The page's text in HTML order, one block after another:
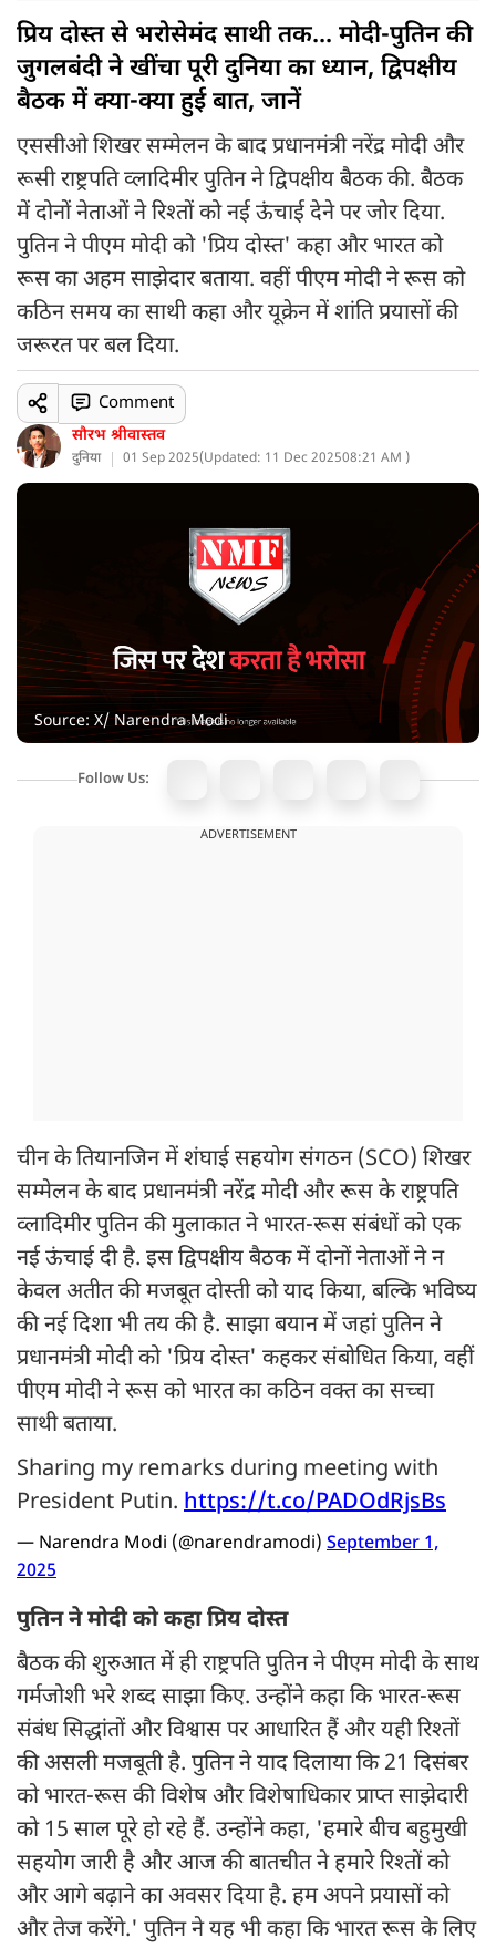
प्रिय दोस्त से भरोसेमंद साथी तक... मोदी-पुतिन की
जुगलबंदी ने खींचा पूरी दुनिया का ध्यान, द्विपक्षीय
बैठक में क्या-क्या हुई बात, जानें
एससीओ शिखर सम्मेलन के बाद प्रधानमंत्री नरेंद्र मोदी और
रूसी राष्ट्रपति व्लादिमीर पुतिन ने द्विपक्षीय बैठक की. बैठक
में दोनों नेताओं ने रिश्तों को नई ऊंचाई देने पर जोर दिया.
पुतिन ने पीएम मोदी को 'प्रिय दोस्त' कहा और भारत को
रूस का अहम साझेदार बताया. वहीं पीएम मोदी ने रूस को
कठिन समय का साथी कहा और यूक्रेन में शांति प्रयासों की
जरूरत पर बल दिया.
सौरभ श्रीवास्तव
दुनिया 01 Sep 2025(Updated: 11 Dec 202508:21 AM )
Comment
Source: X/ Narendra Modi
Follow Us:
ADVERTISEMENT
चीन के तियानजिन में शंघाई सहयोग संगठन (SCO) शिखर
सम्मेलन के बाद प्रधानमंत्री नरेंद्र मोदी और रूस के राष्ट्रपति
व्लादिमीर पुतिन की मुलाकात ने भारत-रूस संबंधों को एक
नई ऊंचाई दी है. इस द्विपक्षीय बैठक में दोनों नेताओं ने न
केवल अतीत की मजबूत दोस्ती को याद किया, बल्कि भविष्य
की नई दिशा भी तय की है. साझा बयान में जहां पुतिन ने
प्रधानमंत्री मोदी को 'प्रिय दोस्त' कहकर संबोधित किया, वहीं
पीएम मोदी ने रूस को भारत का कठिन वक्त का सच्चा
साथी बताया.
Sharing my remarks during meeting with
President Putin. https://t.co/PADOdRjsBs
— Narendra Modi (@narendramodi) September 1,
2025
पुतिन ने मोदी को कहा प्रिय दोस्त
बैठक की शुरुआत में ही राष्ट्रपति पुतिन ने पीएम मोदी के साथ
गर्मजोशी भरे शब्द साझा किए. उन्होंने कहा कि भारत-रूस
संबंध सिद्धांतों और विश्वास पर आधारित हैं और यही रिश्तों
की असली मजबूती है. पुतिन ने याद दिलाया कि 21 दिसंबर
को भारत-रूस की विशेष और विशेषाधिकार प्राप्त साझेदारी
को 15 साल पूरे हो रहे हैं. उन्होंने कहा, 'हमारे बीच बहुमुखी
सहयोग जारी है और आज की बातचीत ने हमारे रिश्तों को
और आगे बढ़ाने का अवसर दिया है. हम अपने प्रयासों को
और तेज करेंगे.' पुतिन ने यह भी कहा कि भारत रूस के लिए